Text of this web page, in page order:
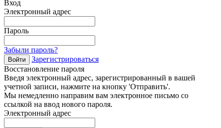
Вход
Электронный адрес
Пароль
Забыли пароль?
Войти
Зарегистрироваться
Восстановление пароля
Введя электронный адрес, зарегистрированный в вашей
учетной записи, нажмите на кнопку 'Отправить'.
Мы немедленно направим вам электронное письмо со
ссылкой на ввод нового пароля.
Электронный адрес